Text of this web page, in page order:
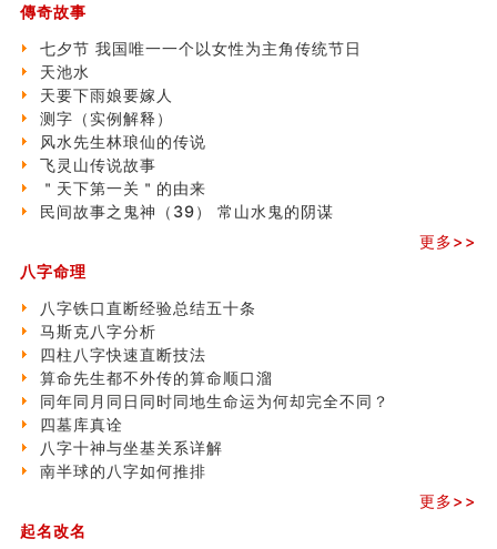
八字算命：女命八字里日坐伤官克夫？
六爻算卦：我俩之间是否还命中有未尽的缘分？
订婚就是定结婚日子吗
清朝慈禧太后命造 (名人八字淺析七）
玄空本义 (三)
飞灵山传说故事
命理解说：想请问什么时候能够遇到姻缘结婚？
商舖選址的風水講究 (下)
吉凶神跳上大运时的断法【四柱技巧】
玄空本义 (二)
大門風水五大禁忌！大門風水擺設？門中門風水解方？
出现这几种面相桃花泛
寓意好的五行属水的汉字有哪些？五行属水的汉字大全
玄空本义 (一)
＂天下第一关＂的由来
无名指长的人有艺术天赋？手指长短能看出什么？
六爻測住宅風水 (三)
別再一知半解！正解住宅風水十大禁忌
《盲派命理》 ( 十六）
風水辟邪大全
傳奇故事
七夕节 我国唯一一个以女性为主角传统节日
天池水
天要下雨娘要嫁人
测字（实例解释）
风水先生林琅仙的传说
飞灵山传说故事
＂天下第一关＂的由来
民间故事之鬼神（39） 常山水鬼的阴谋
更多>>
八字命理
八字铁口直断经验总结五十条
马斯克八字分析
四柱八字快速直断技法
算命先生都不外传的算命顺口溜
同年同月同日同时同地生命运为何却完全不同？
四墓库真诠
八字十神与坐基关系详解
南半球的八字如何推排
更多>>
起名改名